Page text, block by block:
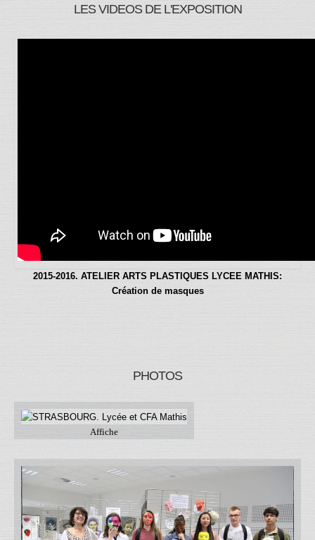
LES VIDEOS DE L'EXPOSITION
2015-2016. ATELIER ARTS PLASTIQUES LYCEE MATHIS:
Création de masques
PHOTOS
Affiche